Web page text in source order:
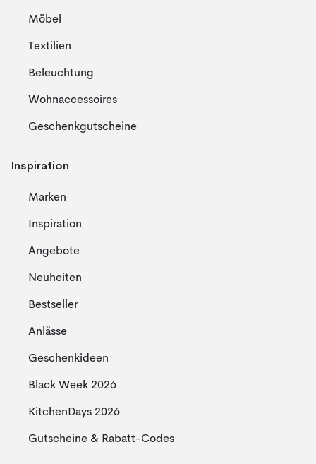
Möbel
Textilien
Beleuchtung
Wohnaccessoires
Geschenkgutscheine
Inspiration
Marken
Inspiration
Angebote
Neuheiten
Bestseller
Anlässe
Geschenkideen
Black Week 2026
KitchenDays 2026
Gutscheine & Rabatt-Codes